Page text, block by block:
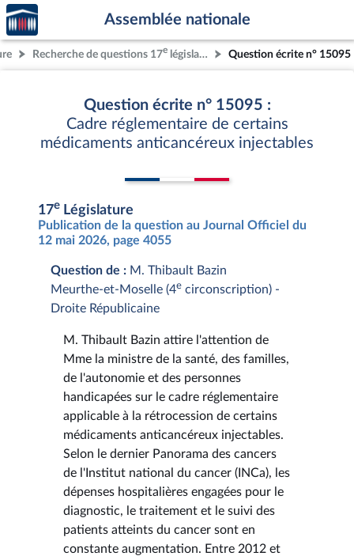
Aller au contenu
Aller en bas de la page
Accèder
à la
page
d'accueil
Assemblée nationale
Recherche de questions 17e législature Question écrite n° 15095
Question écrite n° 15095 :
Cadre réglementaire de certains
médicaments anticancéreux injectables
17e Législature
Publication de la question au Journal Officiel du
12 mai 2026, page 4055
Question de : M. Thibault Bazin
Meurthe-et-Moselle (4e circonscription) -
Droite Républicaine
M. Thibault Bazin attire l'attention de
Mme la ministre de la santé, des familles,
de l'autonomie et des personnes
handicapées sur le cadre réglementaire
applicable à la rétrocession de certains
médicaments anticancéreux injectables.
Selon le dernier Panorama des cancers
de l'Institut national du cancer (INCa), les
dépenses hospitalières engagées pour le
diagnostic, le traitement et le suivi des
patients atteints du cancer sont en
constante augmentation. Entre 2012 et